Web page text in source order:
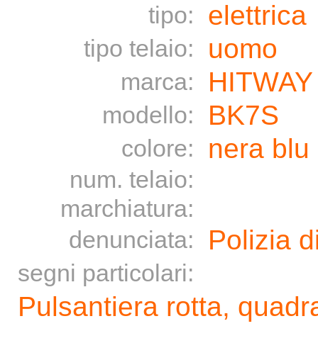
tipo: elettrica
tipo telaio: uomo
marca: HITWAY
modello: BK7S
colore: nera blu
num. telaio:
marchiatura:
denunciata:
Polizia
segni particolari:
Pulsantiera rotta,